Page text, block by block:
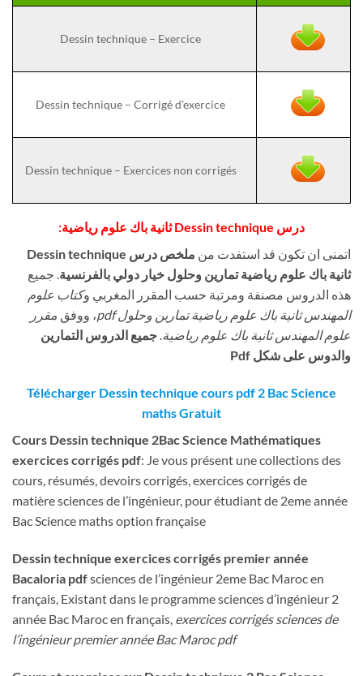
Dessin technique – Exercice
Dessin technique – Corrigé d’exercice
Dessin technique – Exercices non corrigés
درس Dessin technique
ثانية باك علوم رياضية:
اتمنى ان تكون قد استفدت من ملخص درس Dessin technique
ثانية باك علوم رياضية تمارين وحلول خيار دولي بالفرنسية. جميع
هذه الدروس مصنفة ومرتبة حسب المقرر المغربي وكتاب علوم
المهندس ثانية باك علوم رياضية تمارين وحلول pdf
، ووفق مقرر
علوم المهندس ثانية باك علوم رياضية.جميع الدروس التمارين
والدوس على شكل Pdf
Télécharger Dessin technique cours pdf 2 Bac Science
maths Gratuit
Cours Dessin technique 2Bac Science Mathématiques
exercices corrigés pdf: Je vous présent une collections des
cours, résumés, devoirs corrigés, exercices corrigés de
matière sciences de l’ingénieur, pour étudiant de 2eme année
Bac Science maths option française
Dessin technique exercices corrigés premier année
Bacaloria pdfsciences de l’ingénieur 2eme Bac Maroc en
français, Existant dans le programme sciences d’ingénieur 2
année Bac Maroc en français, exercices corrigés sciences de
l’ingénieur premier année Bac Maroc pdf